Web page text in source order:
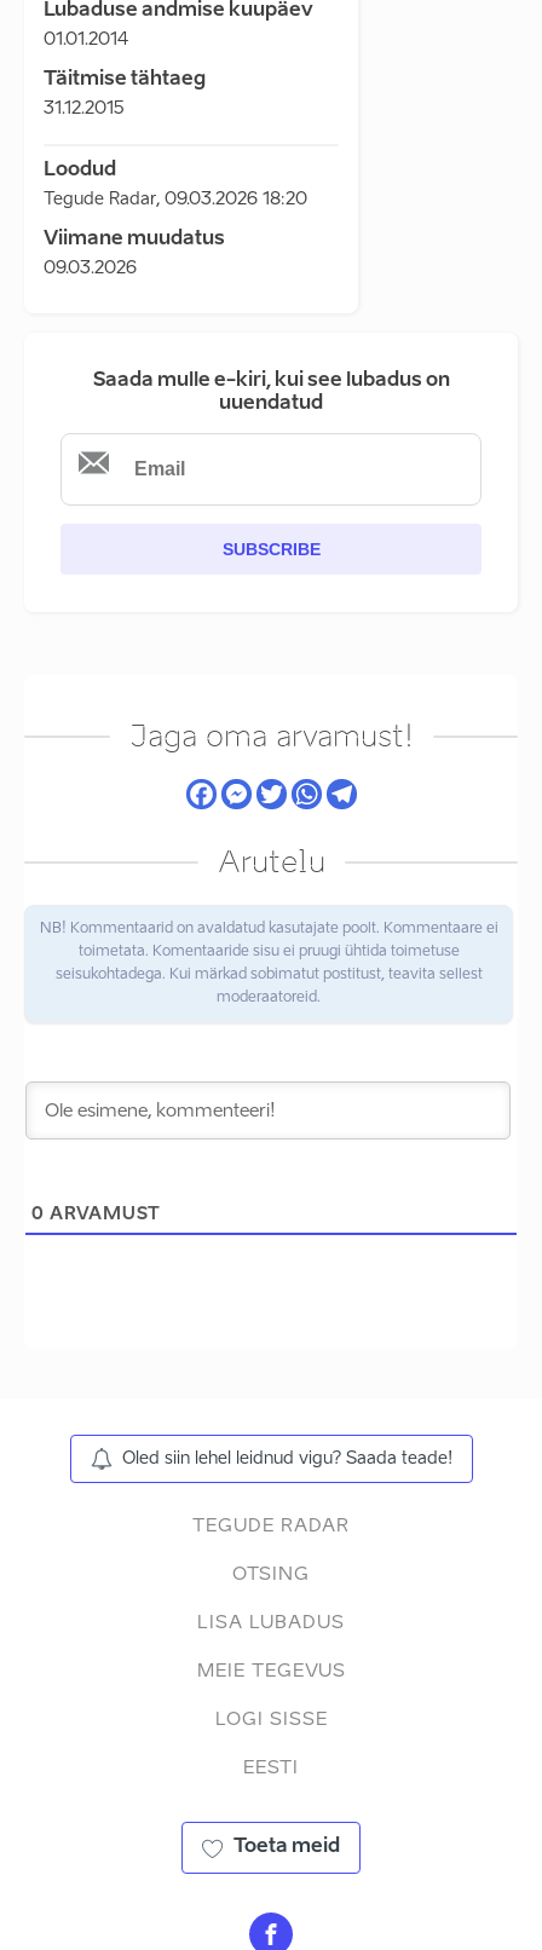
Lubaduse andmise kuupäev
01.01.2014
Täitmise tähtaeg
31.12.2015
Loodud
Tegude Radar, 09.03.2026 18:20
Viimane muudatus
09.03.2026
Saada mulle e-kiri, kui see lubadus on
uuendatud
SUBSCRIBE
Jaga oma arvamust!
Arutelu
NB! Kommentaarid on avaldatud kasutajate poolt. Kommentaare ei
toimetata. Komentaaride sisu ei pruugi ühtida toimetuse
seisukohtadega. Kui märkad sobimatut postitust, teavita sellest
moderaatoreid.
0 ARVAMUST
Oled siin lehel leidnud vigu? Saada teade!
TEGUDE RADAR
OTSING
LISA LUBADUS
MEIE TEGEVUS
LOGI SISSE
EESTI
Toeta meid